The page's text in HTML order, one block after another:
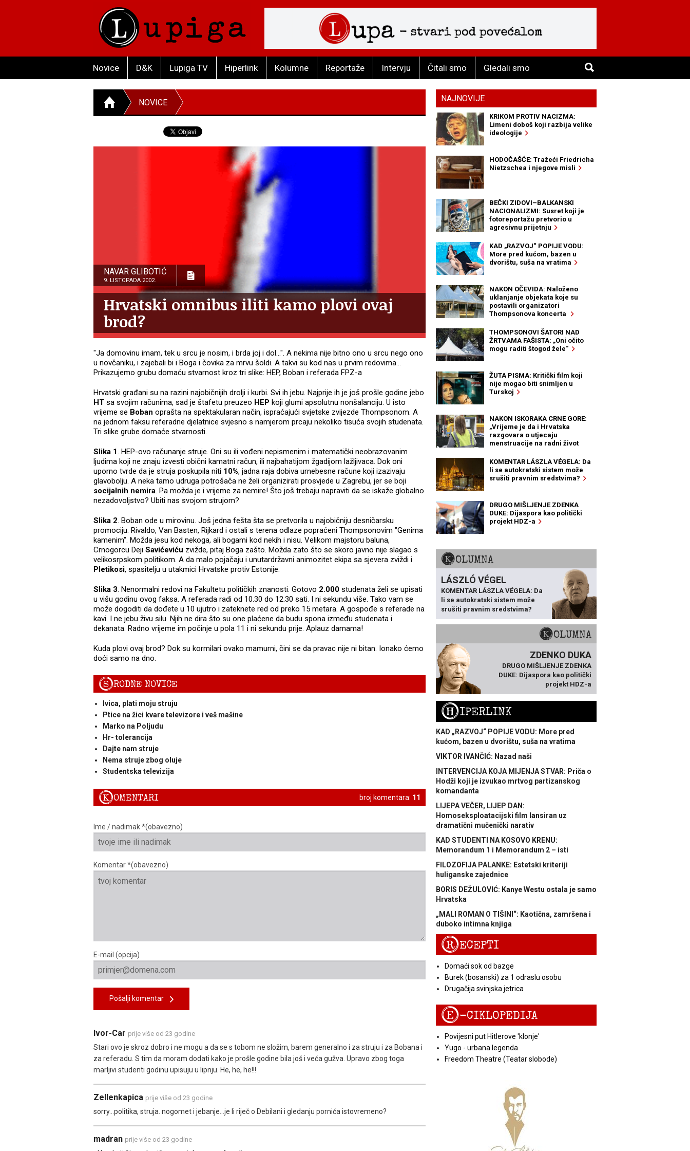
Novice D&K Lupiga TV Hiperlink Kolumne Reportaže Intervju Čitali smo Gledali smo
NOVICE
NAVAR GLIBOTIĆ
9. LISTOPADA 2002.
Hrvatski omnibus iliti kamo plovi ovaj
brod?
"Ja domovinu imam, tek u srcu je nosim, i brda joj i dol...". A nekima nije bitno ono u srcu nego ono
u novčaniku, i zajebali bi i Boga i čovika za mrvu šoldi. A takvi su kod nas u prvim redovima...
Prikazujemo grubu domaću stvarnost kroz tri slike: HEP, Boban i referada FPZ-a
Hrvatski građani su na razini najobičnijih drolji i kurbi. Svi ih jebu. Najprije ih je još prošle godine jebo
HT sa svojim računima, sad je štafetu preuzeo HEP koji glumi apsolutnu nonšalanciju. U isto
vrijeme se Boban oprašta na spektakularan način, ispraćajući svjetske zvijezde Thompsonom. A
na jednom faksu referadne djelatnice svjesno s namjerom prcaju nekoliko tisuća svojih studenata.
Tri slike grube domaće stvarnosti.
Slika 1. HEP-ovo računanje struje. Oni su ili vođeni nepismenim i matematički neobrazovanim
ljudima koji ne znaju izvesti obični kamatni račun, ili najbahatijom žgadijom lažljivaca. Dok oni
uporno tvrde da je struja poskupila niti 10%, jadna raja dobiva urnebesne račune koji izazivaju
glavobolju. A neka tamo udruga potrošača ne želi organizirati prosvjede u Zagrebu, jer se boji
socijalnih nemira. Pa možda je i vrijeme za nemire! Što još trebaju napraviti da se iskaže globalno
nezadovoljstvo? Ubiti nas svojom strujom?
Slika 2. Boban ode u mirovinu. Još jedna fešta šta se pretvorila u najobičniju desničarsku
promociju. Rivaldo, Van Basten, Rijkard i ostali s terena odlaze popraćeni Thompsonovim "Genima
kamenim". Možda jesu kod nekoga, ali bogami kod nekih i nisu. Velikom majstoru baluna,
Crnogorcu Deji Savićeviću zvižde, pitaj Boga zašto. Možda zato što se skoro javno nije slagao s
velikosrpskom politikom. A da malo pojačaju i unutardržavni animozitet ekipa sa sjevera zviždi i
Pletikosi, spasitelju u utakmici Hrvatske protiv Estonije.
Slika 3. Nenormalni redovi na Fakultetu političkih znanosti. Gotovo 2.000 studenata želi se upisati
u višu godinu ovog faksa. A referada radi od 10.30 do 12.30 sati. I ni sekundu više. Tako vam se
može dogoditi da dođete u 10 ujutro i zateknete red od preko 15 metara. A gospođe s referade na
kavi. I ne jebu živu silu. Njih ne dira što su one plaćene da budu spona između studenata i
dekanata. Radno vrijeme im počinje u pola 11 i ni sekundu prije. Aplauz damama!
Kuda plovi ovaj brod? Dok su kormilari ovako mamurni, čini se da pravac nije ni bitan. Ionako ćemo
doći samo na dno.
SRODNE NOVICE
Ivica, plati moju struju
Ptice na žici kvare televizore i veš mašine
Marko na Poljudu
Hr- tolerancija
Dajte nam struje
Nema struje zbog oluje
Studentska televizija
broj komentara: 11
KOMENTARI
Ime / nadimak *(obavezno)
Komentar *(obavezno)
E-mail (opcija)
Pošalji komentar
Ivor-Car prije više od 23 godine
Stari ovo je skroz dobro i ne mogu a da se s tobom ne složim, barem generalno i za struju i za Bobana i
za referadu. S tim da moram dodati kako je prošle godine bila još i veća gužva. Upravo zbog toga
marljivi studenti godinu upisuju u lipnju. He, he, he!!!
Zellenkapica prije više od 23 godine
sorry...politika, struja. nogomet i jebanje...je li riječ o Debilani i gledanju pornića istovremeno?
madran prije više od 23 godine
NAJNOVIJE
KRIKOM PROTIV NACIZMA:
Limeni doboš koji razbija velike
ideologije
HODOČAŠĆE: Tražeći Friedricha
Nietzschea i njegove misli
BEČKI ZIDOVI–BALKANSKI
NACIONALIZMI: Susret koji je
fotoreportažu pretvorio u
agresivnu prijetnju
KAD „RAZVOJ“ POPIJE VODU:
More pred kućom, bazen u
dvorištu, suša na vratima
NAKON OČEVIDA: Naloženo
uklanjanje objekata koje su
postavili organizatori
Thompsonova koncerta
THOMPSONOVI ŠATORI NAD
ŽRTVAMA FAŠISTA: „Oni očito
mogu raditi štogod žele“
ŽUTA PISMA: Kritički film koji
nije mogao biti snimljen u
Turskoj
NAKON ISKORAKA CRNE GORE:
„Vrijeme je da i Hrvatska
razgovara o utjecaju
menstruacije na radni život
KOMENTAR LÁSZLA VÉGELA: Da
li se autokratski sistem može
srušiti pravnim sredstvima?
DRUGO MIŠLJENJE ZDENKA
DUKE: Dijaspora kao politički
projekt HDZ-a
KOLUMNA
LÁSZLÓ VÉGEL
KOMENTAR LÁSZLA VÉGELA: Da
li se autokratski sistem može
srušiti pravnim sredstvima?
KOLUMNA
ZDENKO DUKA
DRUGO MIŠLJENJE ZDENKA
DUKE: Dijaspora kao politički
projekt HDZ-a
HIPERLINK
KAD „RAZVOJ“ POPIJE VODU: More pred
kućom, bazen u dvorištu, suša na vratima
VIKTOR IVANČIĆ: Nazad naši
INTERVENCIJA KOJA MIJENJA STVAR: Priča o
Hodži koji je izvukao mrtvog partizanskog
komandanta
LIJEPA VEČER, LIJEP DAN:
Homoseksploatacijski film lansiran uz
dramatični mučenički narativ
KAD STUDENTI NA KOSOVO KRENU:
Memorandum 1 i Memorandum 2 – isti
FILOZOFIJA PALANKE: Estetski kriteriji
huliganske zajednice
BORIS DEŽULOVIĆ: Kanye Westu ostala je samo
Hrvatska
„MALI ROMAN O TIŠINI“: Kaotična, zamršena i
duboko intimna knjiga
RECEPTI
Domaći sok od bazge
Burek (bosanski) za 1 odraslu osobu
Drugačija svinjska jetrica
E-CIKLOPEDIJA
Povijesni put Hitlerove 'klonje'
Yugo - urbana legenda
Freedom Theatre (Teatar slobode)